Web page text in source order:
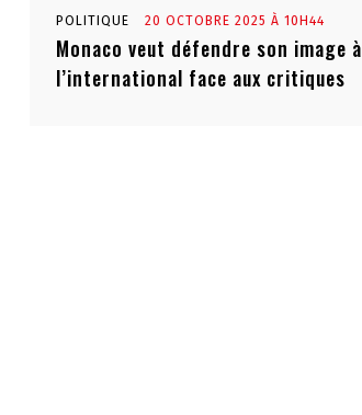
POLITIQUE 20 OCTOBRE 2025 À 10H44
Monaco veut défendre son image à
l’international face aux critiques